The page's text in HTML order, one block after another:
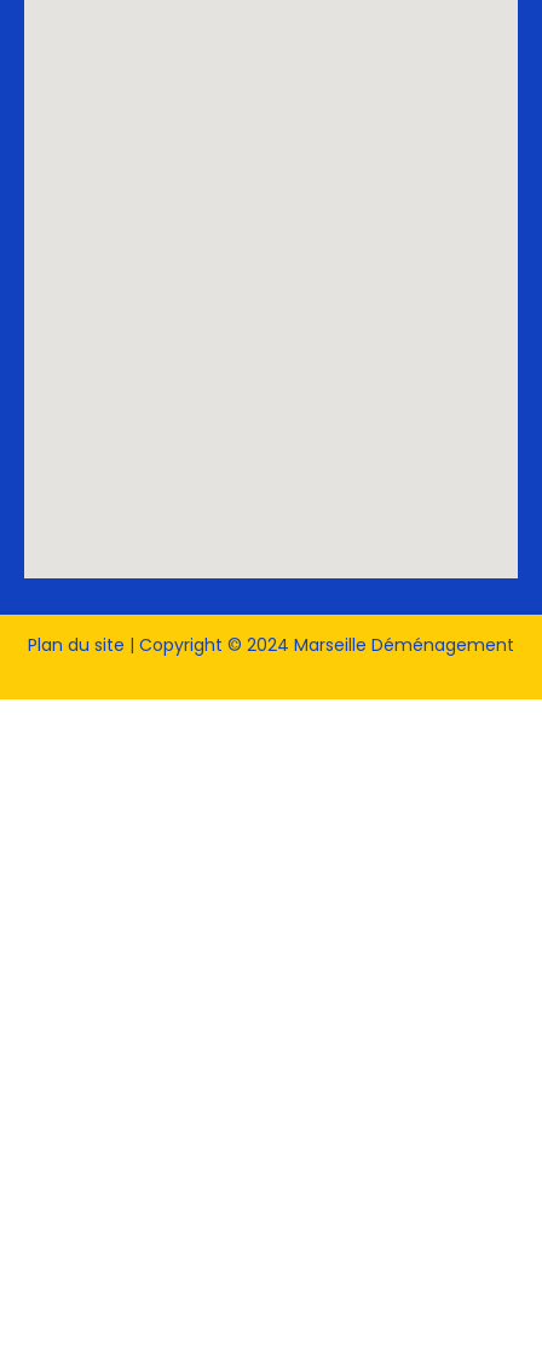
Plan du site | Copyright © 2024 Marseille Déménagement